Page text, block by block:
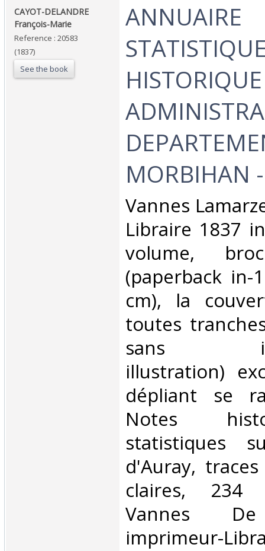
‎CAYOT-DELANDRE
François-Marie ‎
Reference : 20583
(1837)
See the book
‎ANNUAIRE
MORBIHAN
‎Vannes
Libraire 1837
volume,
(paperback in-
cm), la
toutes
sans
illustration)
dépliant se
Notes
statistiques
d'Auray,
claires, 234
Vannes De
imprimeur-